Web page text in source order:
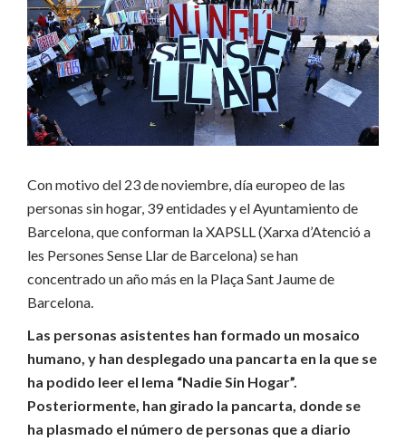
Con motivo del 23 de noviembre, día europeo de las
personas sin hogar, 39 entidades y el Ayuntamiento de
Barcelona, ​​que conforman la XAPSLL (Xarxa d’Atenció a
les Persones Sense Llar de Barcelona) se han
concentrado un año más en la Plaça Sant Jaume de
Barcelona.
Las personas asistentes han formado un mosaico
humano, y han desplegado una pancarta en la que se
ha podido leer el lema “Nadie Sin Hogar”.
Posteriormente, han girado la pancarta, donde se
ha plasmado el número de personas que a diario